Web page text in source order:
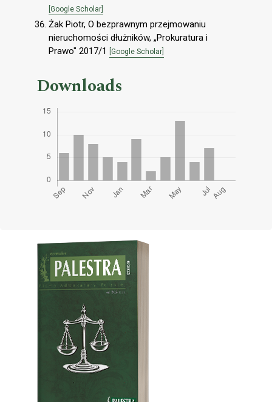
[Google Scholar]
Żak Piotr, O bezprawnym przejmowaniu
nieruchomości dłużników, „Prokuratura i
Prawo" 2017/1
[Google Scholar]
Downloads
Cover image